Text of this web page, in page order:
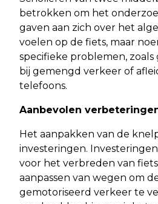
betrokken om het
gaven aan zich over het
voelen op de fiets, maar
specifieke problemen, zoals
bij gemengd verkeer of
telefoons.
Aanbevolen
Het aanpakken van de
investeringen.
voor het verbreden van
aanpassen van wegen om
gemotoriseerd verkeer te